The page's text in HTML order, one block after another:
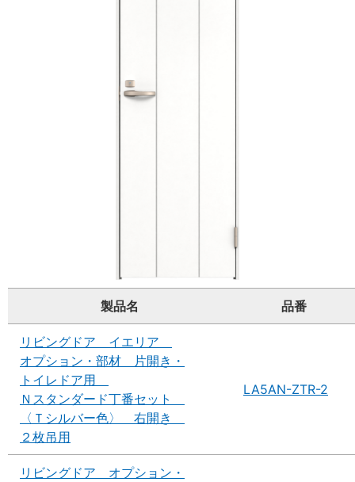
製品名 品番
リビングドア イエリア
オプション・部材 片開き・
トイレドア用
Ｎスタンダード丁番セット
〈Ｔシルバー色〉 右開き
２枚吊用
LA5AN-ZTR-2
リビングドア オプション・